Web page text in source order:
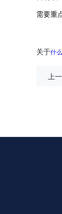
需要重
关于什
上